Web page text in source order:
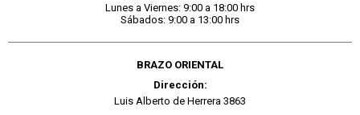
Lunes a Viernes: 9:00 a 18:00 hrs
Sábados: 9:00 a 13:00 hrs
BRAZO ORIENTAL
Dirección:
Luis Alberto de Herrera 3863